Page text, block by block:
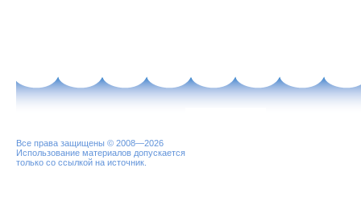
Все права защищены © 2008—2026
Использование материалов допускается
только со ссылкой на источник.